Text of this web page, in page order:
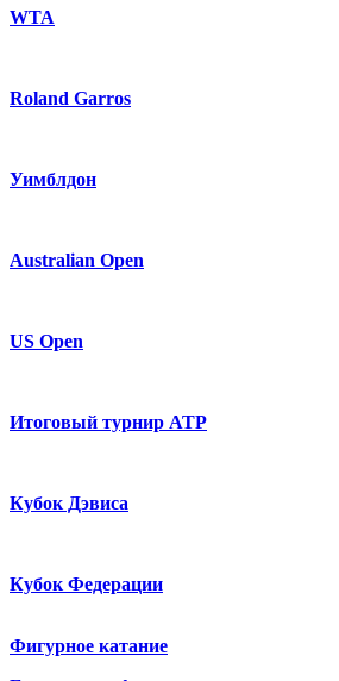
WTA
Roland Garros
Уимблдон
Australian Open
US Open
Итоговый турнир ATP
Кубок Дэвиса
Кубок Федерации
Фигурное катание